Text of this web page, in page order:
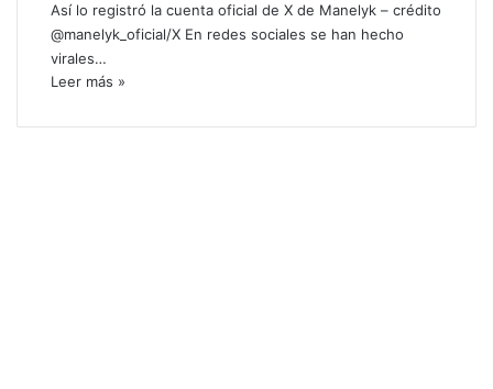
Así lo registró la cuenta oficial de X de Manelyk – crédito
@manelyk_oficial/X En redes sociales se han hecho
virales…
Leer más »